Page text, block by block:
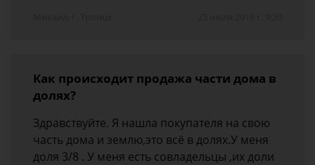
Как происходит продажа части дома в
долях?
Здравствуйте. Я нашла покупателя на свою
часть дома и землю,это всё в долях.У меня
доля 3/8 . У меня есть совладельцы ,их доли